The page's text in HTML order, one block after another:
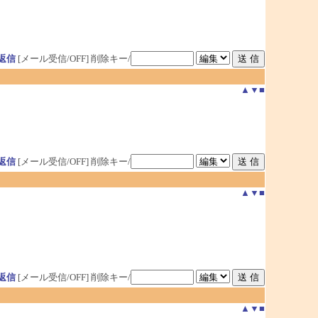
信[メール受信/OFF] 削除キー/
▲ ▼ ■
信[メール受信/OFF] 削除キー/
▲ ▼ ■
信[メール受信/OFF] 削除キー/
▲ ▼ ■